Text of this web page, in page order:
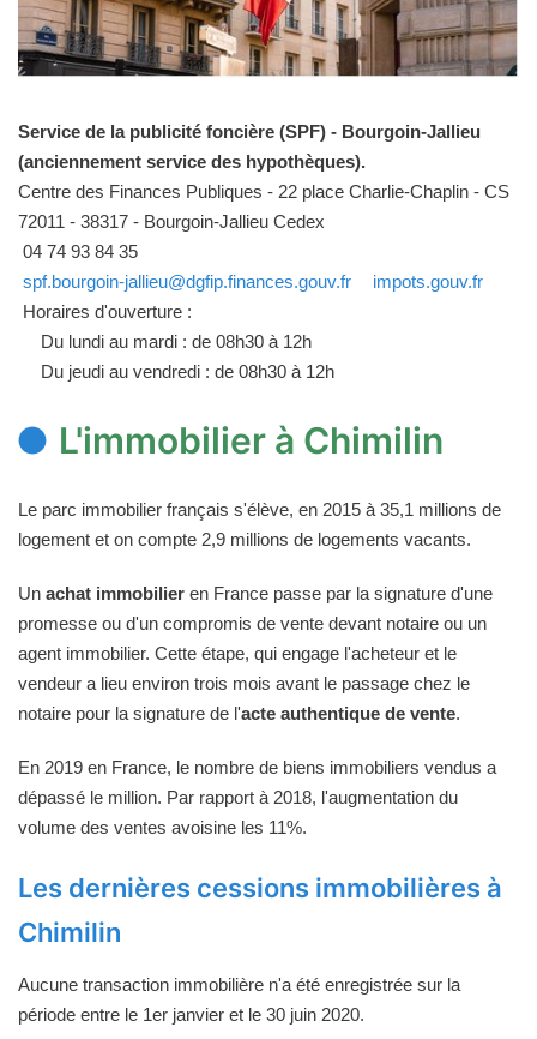
Service de la publicité foncière (SPF) - Bourgoin-Jallieu
(anciennement service des hypothèques).
Centre des Finances Publiques - 22 place Charlie-Chaplin - CS
72011 - 38317 - Bourgoin-Jallieu Cedex
04 74 93 84 35
spf.bourgoin-jallieu@dgfip.finances.gouv.fr
impots.gouv.fr
Horaires d'ouverture :
Du lundi au mardi : de 08h30 à 12h
Du jeudi au vendredi : de 08h30 à 12h
L'immobilier à Chimilin
Le parc immobilier français s'élève, en 2015 à 35,1 millions de
logement et on compte 2,9 millions de logements vacants.
Un achat immobilier en France passe par la signature d'une
promesse ou d'un compromis de vente devant notaire ou un
agent immobilier. Cette étape, qui engage l'acheteur et le
vendeur a lieu environ trois mois avant le passage chez le
notaire pour la signature de l'acte authentique de vente.
En 2019 en France, le nombre de biens immobiliers vendus a
dépassé le million. Par rapport à 2018, l'augmentation du
volume des ventes avoisine les 11%.
Les dernières cessions immobilières à
Chimilin
Aucune transaction immobilière n'a été enregistrée sur la
période entre le 1er janvier et le 30 juin 2020.